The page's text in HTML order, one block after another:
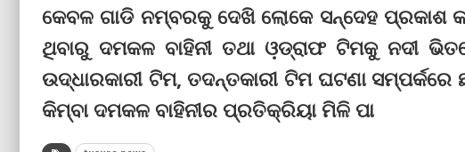
କେବଳ ଗାଡି ନମ୍ବରକୁ ଦେଖି ଲୋକେ ସନ୍ଦେହ ପ୍ରକାଶ
ଥିବାରୁ ଦମକଳ ବାହିନୀ ତଥା ଓ଼ଡ୍ରାଫ ଟିମକୁ ନଦୀ
ଉଦ୍ଧାରକାରୀ ଟିମ, ତଦନ୍ତକାରୀ ଟିମ ଘଟଣା
କିମ୍ବା ଦମକଳ ବାହିନୀର ପ୍ରତିକ୍ରିୟା ମିଳି ପା